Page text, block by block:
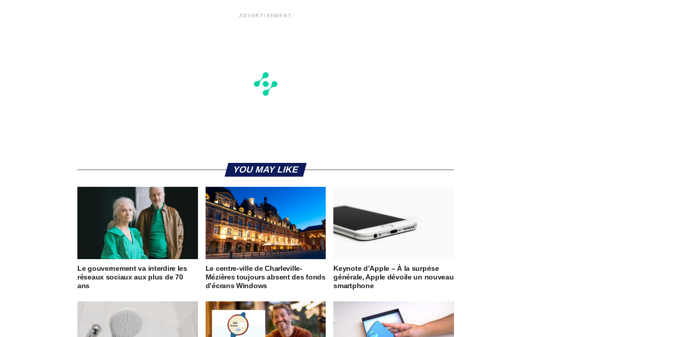
ADVERTISEMENT
YOU MAY LIKE
Le gouvernement va interdire les
réseaux sociaux aux plus de 70
ans
Le centre-ville de Charleville-
Mézières toujours absent des fonds
d’écrans Windows
Keynote d’Apple – À la surprise
générale, Apple dévoile un nouveau
smartphone